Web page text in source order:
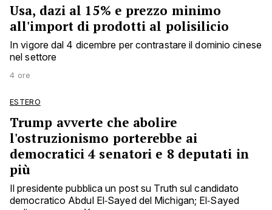
Usa, dazi al 15% e prezzo minimo
all'import di prodotti al polisilicio
In vigore dal 4 dicembre per contrastare il dominio cinese
nel settore
4 ore
ESTERO
Trump avverte che abolire
l'ostruzionismo porterebbe ai
democratici 4 senatori e 8 deputati in
più
Il presidente pubblica un post su Truth sul candidato
democratico Abdul El‑Sayed del Michigan; El‑Sayed